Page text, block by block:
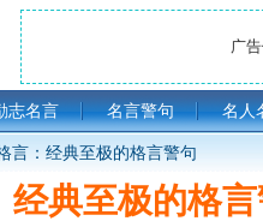
广
志名言 名言警句 名人
言：经典至极的格言警句
经典至极的格